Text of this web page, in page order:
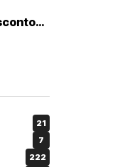
21
7
222